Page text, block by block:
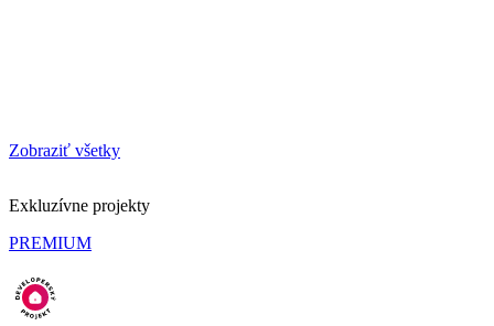
Zobraziť všetky
Exkluzívne projekty
PREMIUM